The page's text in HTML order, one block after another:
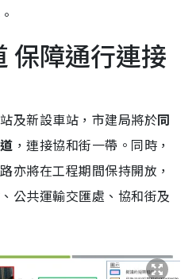
保障通行連接
及新設車站，市建局將於同
，連接協和街一帶。同時，
亦將在工程期間保持開放，
公共運輸交匯處、協和街及